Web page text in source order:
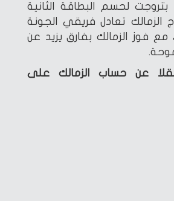
لحسم البطاقة الثانية
الزمالك تعادل فريقي الجونة
مع فوز الزمالك بفارق يزيد عن
عن حساب الزمالك على